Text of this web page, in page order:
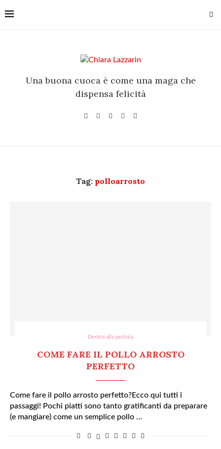
Una buona cuoca è come una maga che
dispensa felicità
Tag: polloarrosto
Dentro alla pentola
COME FARE IL POLLO ARROSTO
PERFETTO
Come fare il pollo arrosto perfetto?Ecco qui tutti i
passaggi! Pochi piatti sono tanto gratificanti da preparare
(e mangiare) come un semplice pollo …